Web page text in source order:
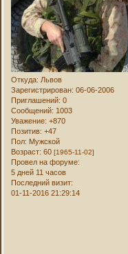
Откуда: Львов
Зарегистрирован: 06-06-2006
Приглашений: 0
Сообщений: 1003
Уважение: +870
Позитив: +47
Пол: Мужской
Возраст: 60[1965-11-02]
Провел на форуме:
5 дней 11 часов
Последний визит:
01-11-2016 21:29:14